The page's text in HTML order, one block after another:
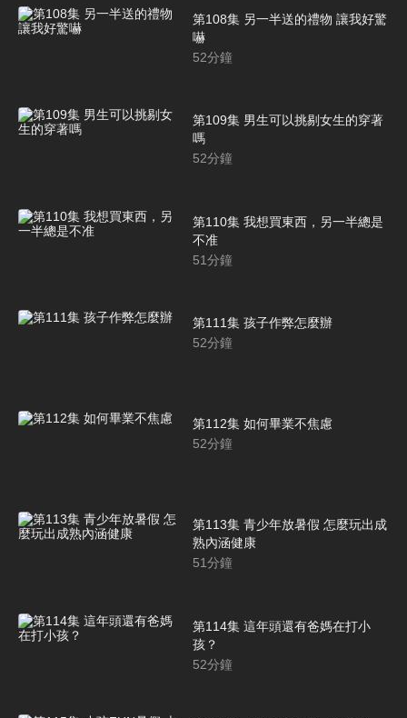
第108集 另一半送的禮物 讓我好驚
嚇
52分鐘
第109集 男生可以挑剔女生的穿著
嗎
52分鐘
第110集 我想買東西，另一半總是
不准
51分鐘
第111集 孩子作弊怎麼辦
52分鐘
第112集 如何畢業不焦慮
52分鐘
第113集 青少年放暑假 怎麼玩出成
熟內涵健康
51分鐘
第114集 這年頭還有爸媽在打小
孩？
52分鐘